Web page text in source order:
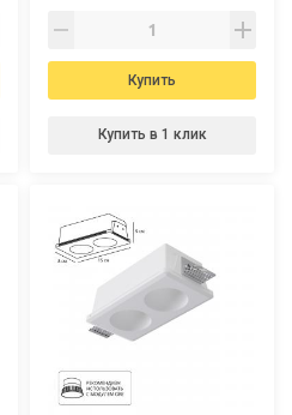
Купить
Купить в 1 клик